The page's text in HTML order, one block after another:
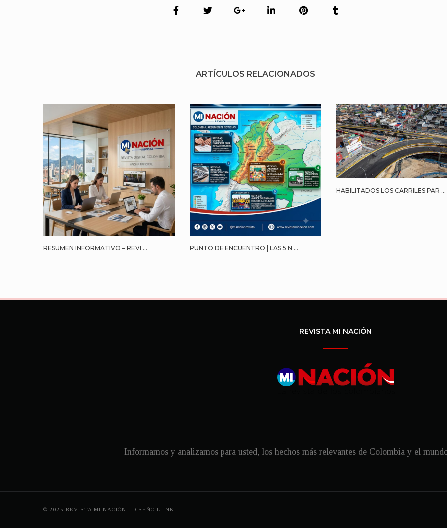
ARTÍCULOS RELACIONADOS
RESUMEN INFORMATIVO – REVI ... PUNTO DE ENCUENTRO | LAS 5 N ...
HABILITADOS LOS CARRILES PAR ...
REVISTA MI NACIÓN
Informamos y analizamos para usted, los hechos más relevantes de Colombia y el
© 2025 REVISTA MI NACIÓN | DISEÑO L-INK.